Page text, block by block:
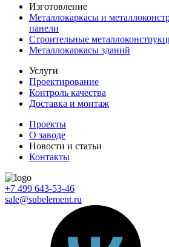
Изготовление
Металлокаркасы и
панели
Строительные
Металлокаркасы зданий
Услуги
Проектирование
Контроль качества
Доставка и монтаж
Проекты
О заводе
Новости и статьи
Контакты
+7 499 643-53-46
sale@subelement.ru